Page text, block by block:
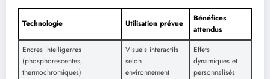
Technologie Utilisation prévue
Bénéfices
attendus
Encres intelligentes
(phosphorescentes,
thermochromiques)
Visuels interactifs
selon
environnement
Effets
dynamiques et
personnalisés